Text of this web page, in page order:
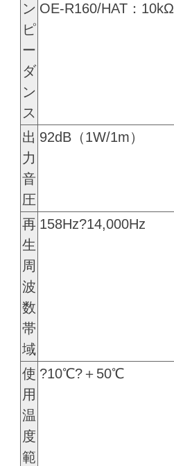
ン
ピ
ー
ダ
ン
ス
OE-R160/HAT：10kΩ
出
力
音
圧
92dB（1W/1m）
再
生
周
波
数
帯
域
158Hz?14,000Hz
使
用
温
度
範
?10℃?＋50℃